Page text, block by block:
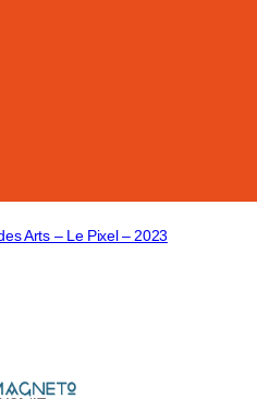
Arts – Le Pixel – 2023